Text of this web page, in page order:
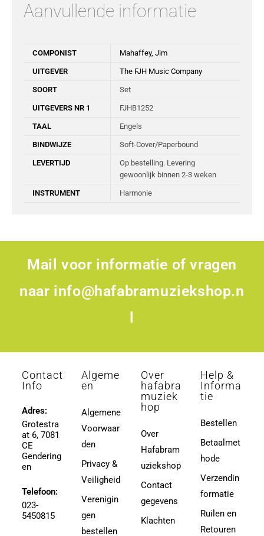
Aanvullende informatie
COMPONIST Mahaffey, Jim
UITGEVER The FJH Music Company
SOORT Set
UITGEVERS NR 1 FJHB1252
TAAL Engels
BINDWIJZE Soft-Cover/Paperbound
LEVERTIJD
Op bestelling. Levering
gewoonlijk binnen 2-3 weken
INSTRUMENT Harmonie
Mail voor informatie of vragen
naar info@hafabramuziekshop.n
Contact
Info
Adres:
Grotestra
at 6, 7081
CE
Gendering
en
Telefoon:
023-
5450815
Algeme
en
Algemene
Voorwaar
den
Privacy &
Veiligheid
Verenigin
gen
bestellen
Over
hafabra
muziek
hop
Over
Hafabram
uziekshop
Contact
gegevens
Klachten
Help &
Informa
tie
Bestellen
Betaalmet
hode
Verzendin
formatie
Ruilen en
Retouren